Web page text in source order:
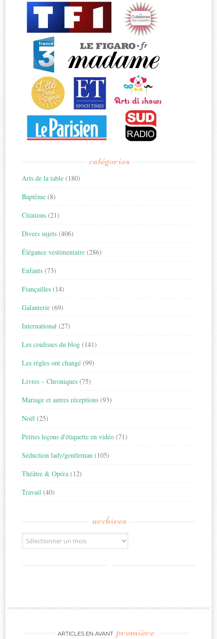
catégories
Arts de la table (180)
Baptême (8)
Citations (21)
Divers sujets (406)
Élégance vestimentaire (286)
Enfants (73)
Fiançailles (14)
Galanterie (69)
International (27)
Les coulisses du blog (141)
Les règles ont changé (99)
Livres – Chroniques (75)
Mariage et autres réceptions (93)
Noël (25)
Petites leçons d'étiquette en vidéo (71)
Séduction lady/gentleman (105)
Théâtre & Opéra (12)
Travail (40)
archives
Archives
ARTICLES EN AVANT première